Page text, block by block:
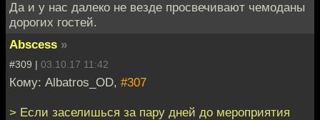
Да и у нас далеко не везде просвечивают чемоданы
дорогих гостей.
Abscess »
#309 | 03.10.17 11:42
Кому: Albatros_OD, #307
> Если заселишься за пару дней до мероприятия